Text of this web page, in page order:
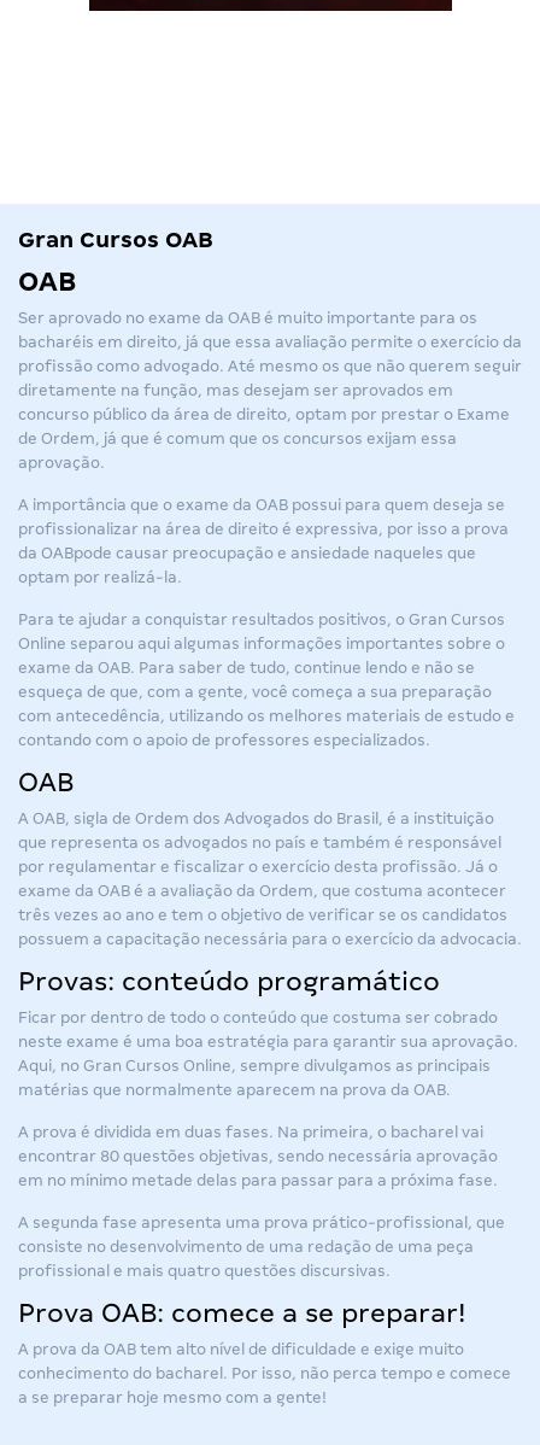
Gran Cursos OAB
OAB
Ser aprovado no exame da OAB é muito importante para os
bacharéis em direito, já que essa avaliação permite o exercício da
profissão como advogado. Até mesmo os que não querem seguir
diretamente na função, mas desejam ser aprovados em
concurso público da área de direito, optam por prestar o Exame
de Ordem, já que é comum que os concursos exijam essa
aprovação.
A importância que o exame da OAB possui para quem deseja se
profissionalizar na área de direito é expressiva, por isso a prova
da OABpode causar preocupação e ansiedade naqueles que
optam por realizá-la.
Para te ajudar a conquistar resultados positivos, o Gran Cursos
Online separou aqui algumas informações importantes sobre o
exame da OAB. Para saber de tudo, continue lendo e não se
esqueça de que, com a gente, você começa a sua preparação
com antecedência, utilizando os melhores materiais de estudo e
contando com o apoio de professores especializados.
OAB
A OAB, sigla de Ordem dos Advogados do Brasil, é a instituição
que representa os advogados no país e também é responsável
por regulamentar e fiscalizar o exercício desta profissão. Já o
exame da OAB é a avaliação da Ordem, que costuma acontecer
três vezes ao ano e tem o objetivo de verificar se os candidatos
possuem a capacitação necessária para o exercício da advocacia.
Provas: conteúdo programático
Ficar por dentro de todo o conteúdo que costuma ser cobrado
neste exame é uma boa estratégia para garantir sua aprovação.
Aqui, no Gran Cursos Online, sempre divulgamos as principais
matérias que normalmente aparecem na prova da OAB.
A prova é dividida em duas fases. Na primeira, o bacharel vai
encontrar 80 questões objetivas, sendo necessária aprovação
em no mínimo metade delas para passar para a próxima fase.
A segunda fase apresenta uma prova prático-profissional, que
consiste no desenvolvimento de uma redação de uma peça
profissional e mais quatro questões discursivas.
Prova OAB: comece a se preparar!
A prova da OAB tem alto nível de dificuldade e exige muito
conhecimento do bacharel. Por isso, não perca tempo e comece
a se preparar hoje mesmo com a gente!